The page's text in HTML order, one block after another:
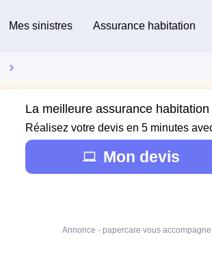
Mes sinistres Assurance habitation
La meilleure assurance
Réalisez votre devis en 5 minutes
Mon devis
Annonce - papercare vous